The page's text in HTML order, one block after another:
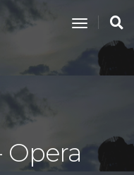
toggle
Opera